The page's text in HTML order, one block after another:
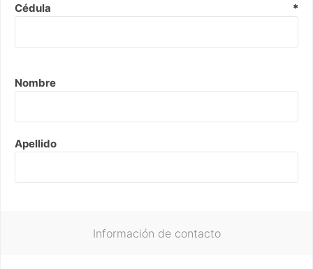
*
Cédula *
Nombre
Apellido
Información de contacto